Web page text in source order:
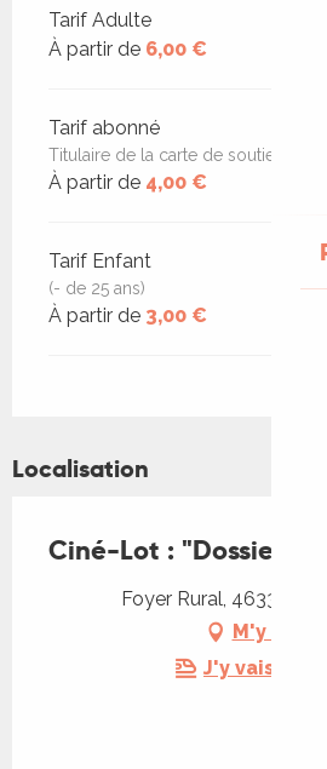
Tarifs 2026
Tarif Adulte
À partir de 6,00 €
Tarif abonné
Titulaire de la carte de soutien
À partir de 4,00 €
Tarif Enfant
(- de 25 ans)
À partir de 3,00 €
Localisation
Ciné-Lot : "Dossier 137"
Foyer Rural, 46330
M'y rendre
J'y vais en